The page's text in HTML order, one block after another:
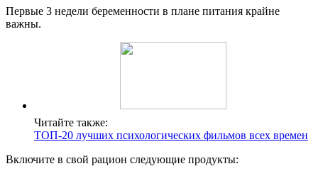
Первые 3 недели беременности в плане питания крайне
важны.
Читайте также:
ТОП-20 лучших психологических фильмов всех времен
Включите в свой рацион следующие продукты: